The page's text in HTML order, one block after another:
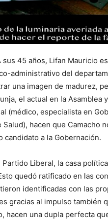
sus 45 años, Lifan Mauricio
administrativo del
una imagen de madurez,
el actual en la Asamblea
(médico, especialista en
hacen que Camacho
candidato a la Gobernación.
Partido Liberal, la casa
quedó ratificado en las
identificadas con las
gracias al impulso también
hacen una dupla perfecta